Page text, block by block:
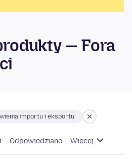
— Fora
importu i eksportu
Odpowiedziano Więcej